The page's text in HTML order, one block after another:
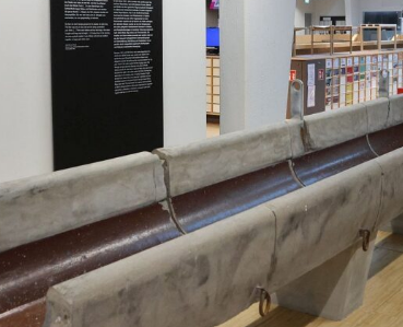
LOFT-STIL
Die Inspiration
Werkshallen des
diesen Stil sind
mit rustikalen
Fensterflächen.